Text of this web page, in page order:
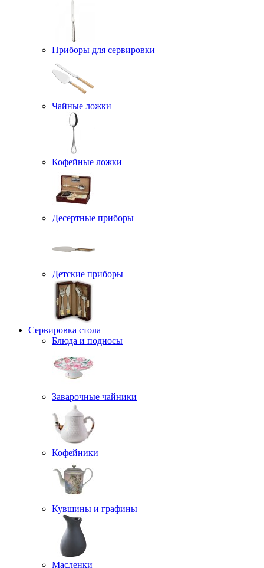
Приборы для сервировки
Чайные ложки
Кофейные ложки
Десертные приборы
Детские приборы
Сервировка стола
Блюда и подносы
Заварочные чайники
Кофейники
Кувшины и графины
Масленки